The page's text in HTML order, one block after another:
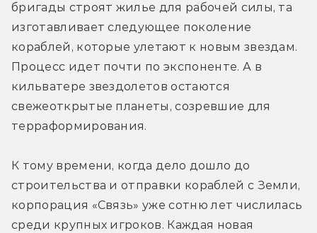
бригады строят жилье для рабочей силы, та
изготавливает следующее поколение
кораблей, которые улетают к новым звездам.
Процесс идет почти по экспоненте. А в
кильватере звездолетов остаются
свежеоткрытые планеты, созревшие для
терраформирования.
К тому времени, когда дело дошло до
строительства и отправки кораблей с Земли,
корпорация «Связь» уже сотню лет числилась
среди крупных игроков. Каждая новая